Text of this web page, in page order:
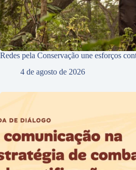
Redes pela Conservação une esforços
4 de agosto de 2026